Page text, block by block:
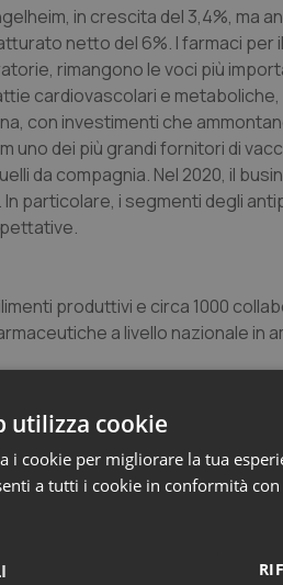
in crescita del 3,4%, ma
netto del 6%. I farmaci
rimangono le voci più
cardiovascolari e
con investimenti che
dei più grandi fornitori di
da compagnia. Nel 2020, il
particolare, i segmenti degli
produttivi e circa 1000
a livello nazionale in
Pharma, una lieve flessione
non correlate al Covid-19.
territoriale e specialistica,
il controllo delle patologie
l’Azienda vanta una solida
utilizza cookie
i cookie per migliorare la tua
a tutti i cookie in conformità